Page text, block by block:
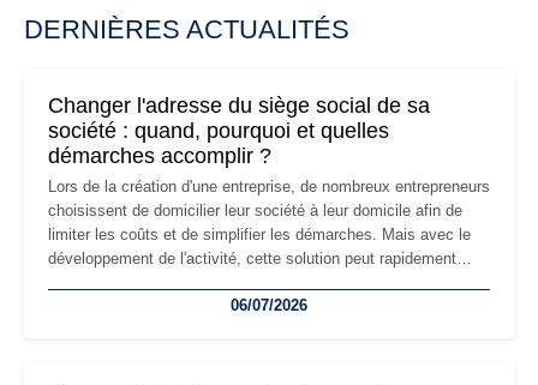
DERNIÈRES ACTUALITÉS
Changer l'adresse du siège social de sa
société : quand, pourquoi et quelles
démarches accomplir ?
Lors de la création d'une entreprise, de nombreux entrepreneurs
choisissent de domicilier leur société à leur domicile afin de
limiter les coûts et de simplifier les démarches. Mais avec le
développement de l'activité, cette solution peut rapidement
professionnels, recrutement, image de marque… Le
06/07/2026